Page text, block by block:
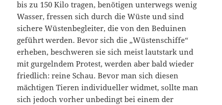
bis zu 150 Kilo tragen, benötigen unterwegs wenig
Wasser, fressen sich durch die Wüste und sind
sichere Wüstenbegleiter, die von den Beduinen
geführt werden. Bevor sich die „Wüstenschiffe“
erheben, beschweren sie sich meist lautstark und
mit gurgelndem Protest, werden aber bald wieder
friedlich: reine Schau. Bevor man sich diesen
mächtigen Tieren individueller widmet, sollte man
sich jedoch vorher unbedingt bei einem der